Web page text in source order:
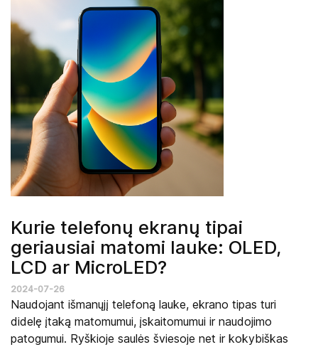
Kurie telefonų ekranų tipai
geriausiai matomi lauke: OLED,
LCD ar MicroLED?
2024-07-26
Naudojant išmanųjį telefoną lauke, ekrano tipas turi
didelę įtaką matomumui, įskaitomumui ir naudojimo
patogumui. Ryškioje saulės šviesoje net ir kokybiškas